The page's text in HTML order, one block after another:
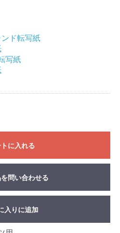
ド転写紙
写紙
に入れる
問い合わせる
入りに追加